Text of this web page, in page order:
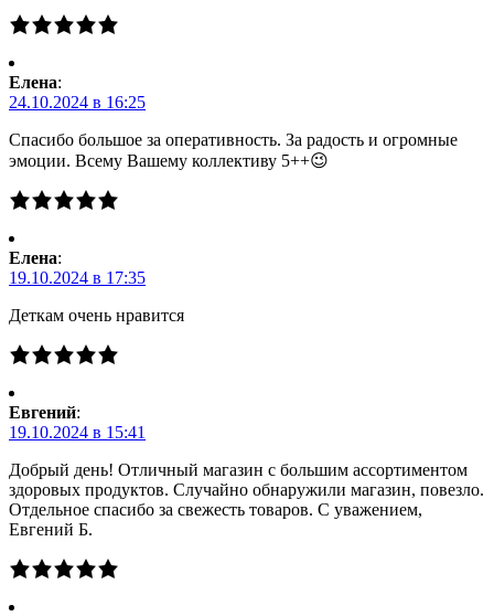
Елена:
24.10.2024 в 16:25
Спасибо большое за оперативность. За радость и огромные
эмоции. Всему Вашему коллективу 5++😉
Елена:
19.10.2024 в 17:35
Деткам очень нравится
Евгений:
19.10.2024 в 15:41
Добрый день! Отличный магазин с большим ассортиментом
здоровых продуктов. Случайно обнаружили магазин, повезло.
Отдельное спасибо за свежесть товаров. С уважением,
Евгений Б.